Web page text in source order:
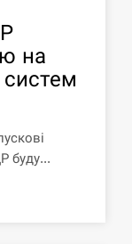
на
систем
буду...